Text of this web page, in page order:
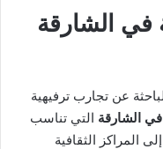
في الشارقة
عن تجارب ترفيهية
في الشارقة التي تناسب
المراكز الثقافية